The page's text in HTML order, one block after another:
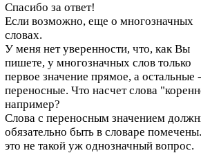
Спасибо за ответ!
Если возможно, еще о многозначных
словах.
У меня нет уверенности, что, как Вы
пишете, у многозначных слов только
первое значение прямое, а остальные -
переносные. Что насчет слова
например?
Слова с переносным значением
обязательно быть в словаре
это не такой уж однозначный вопрос.